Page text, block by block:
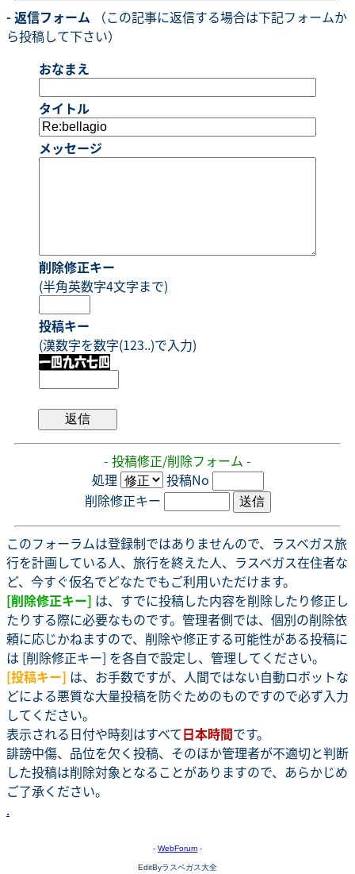
- 返信フォーム （この記事に返信する場合は下記フォームか
ら投稿して下さい）
おなまえ
タイトル
メッセージ
削除修正キー
(半角英数字4文字まで)
投稿キー
(漢数字を数字(123..)で入力)
- 投稿修正/削除フォーム -
処理
投稿No
削除修正キー
このフォーラムは登録制ではありませんので、ラスベガス旅
行を計画している人、旅行を終えた人、ラスベガス在住者な
ど、今すぐ仮名でどなたでもご利用いただけます。
[削除修正キー] は、すでに投稿した内容を削除したり修正し
たりする際に必要なものです。管理者側では、個別の削除依
頼に応じかねますので、削除や修正する可能性がある投稿に
は [削除修正キー] を各自で設定し、管理してください。
[投稿キー] は、お手数ですが、人間ではない自動ロボットな
どによる悪質な大量投稿を防ぐためのものですので必ず入力
してください。
表示される日付や時刻はすべて日本時間です。
誹謗中傷、品位を欠く投稿、そのほか管理者が不適切と判断
した投稿は削除対象となることがありますので、あらかじめ
ご了承ください。
.
- WebForum -
EditByラスベガス大全